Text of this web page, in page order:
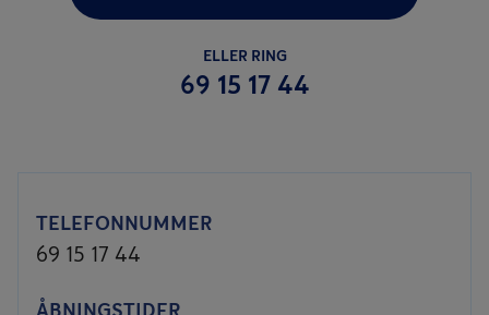
ELLER RING
69 15 17 44
TELEFONNUMMER
69 15 17 44